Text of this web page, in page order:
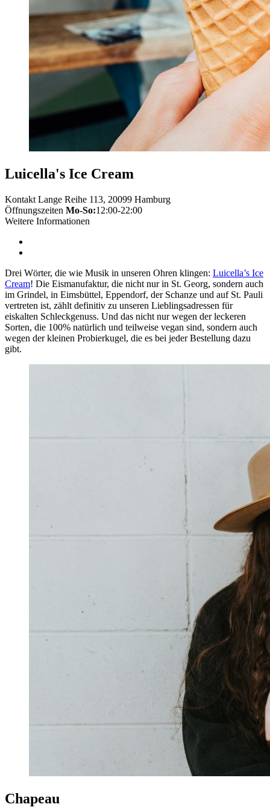
Luicella's Ice Cream
Kontakt Lange Reihe 113, 20099 Hamburg
Öffnungszeiten Mo-So:12:00-22:00
Weitere Informationen
Drei Wörter, die wie Musik in unseren Ohren klingen: Luicella’s Ice
Cream! Die Eismanufaktur, die nicht nur in St. Georg, sondern auch
im Grindel, in Eimsbüttel, Eppendorf, der Schanze und auf St. Pauli
vertreten ist, zählt definitiv zu unseren Lieblingsadressen für
eiskalten Schleckgenuss. Und das nicht nur wegen der leckeren
Sorten, die 100% natürlich und teilweise vegan sind, sondern auch
wegen der kleinen Probierkugel, die es bei jeder Bestellung dazu
gibt.
Chapeau